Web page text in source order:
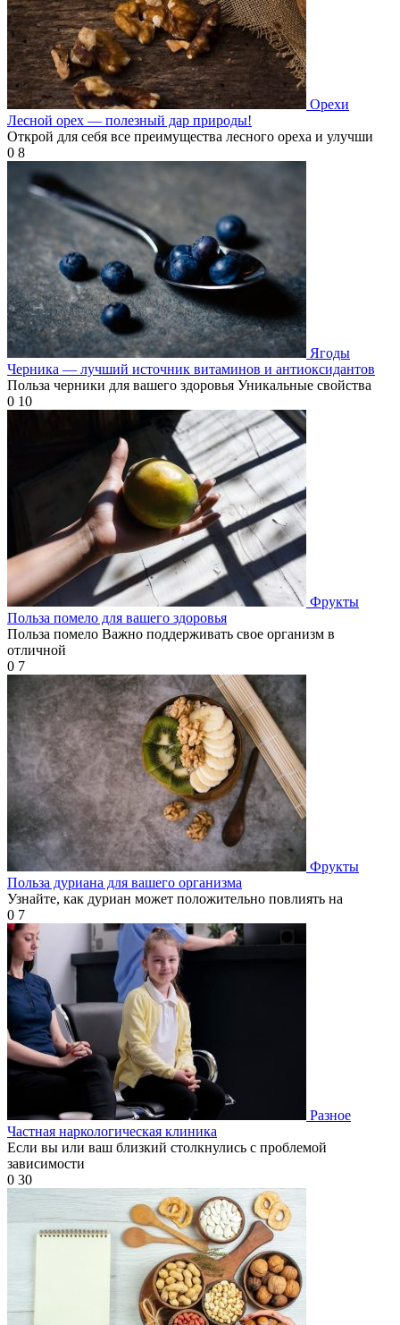
Орехи
Лесной орех — полезный дар природы!
Открой для себя все преимущества лесного ореха и улучши
0 8
Ягоды
Черника — лучший источник витаминов и антиоксидантов
Польза черники для вашего здоровья Уникальные свойства
0 10
Фрукты
Польза помело для вашего здоровья
Польза помело Важно поддерживать свое организм в
отличной
0 7
Фрукты
Польза дуриана для вашего организма
Узнайте, как дуриан может положительно повлиять на
0 7
Разное
Частная наркологическая клиника
Если вы или ваш близкий столкнулись с проблемой
зависимости
0 30